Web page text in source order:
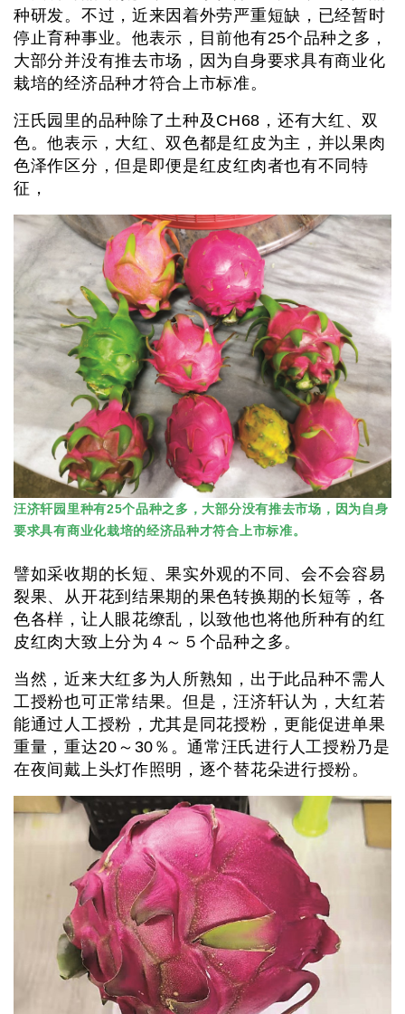
种研发。不过，近来因着外劳严重短缺，已经暂时
停止育种事业。他表示，目前他有25个品种之多，
大部分并没有推去市场，因为自身要求具有商业化
栽培的经济品种才符合上市标准。
汪氏园里的品种除了土种及CH68，还有大红、双
色。他表示，大红、双色都是红皮为主，并以果肉
色泽作区分，但是即便是红皮红肉者也有不同特
征，
汪济轩园里种有25个品种之多，大部分没有推去市场，因为自身
要求具有商业化栽培的经济品种才符合上市标准。
譬如采收期的长短、果实外观的不同、会不会容易
裂果、从开花到结果期的果色转换期的长短等，各
色各样，让人眼花缭乱，以致他也将他所种有的红
皮红肉大致上分为４～５个品种之多。
当然，近来大红多为人所熟知，出于此品种不需人
工授粉也可正常结果。但是，汪济轩认为，大红若
能通过人工授粉，尤其是同花授粉，更能促进单果
重量，重达20～30％。通常汪氏进行人工授粉乃是
在夜间戴上头灯作照明，逐个替花朵进行授粉。